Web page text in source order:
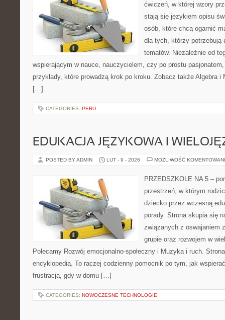
ćwiczeń, w której wzory
stają się językiem opisu
osób, które chcą ogarnić
dla tych, którzy potrzebują
tematów. Niezależnie od
wspierającym w nauce, nauczycielem, czy po prostu
przykłady, które prowadzą krok po kroku. Zobacz także Algebra i
[…]
CATEGORIES: PERU
EDUKACJA JĘZYKOWA I
POSTED BY ADMIN LUT - 9 - 2026 MOŻLIWOŚĆ
PRZEDSZKOLE NA 5 –
przestrzeń, w którym
dziecko przez wczesną
porady. Strona skupia się
związanych z oswajaniem
grupie oraz rozwojem w
Polecamy Rozwój emocjonalno-społeczny i Muzyka i ruch.
encyklopedią. To raczej codzienny pomocnik po tym, jak
frustracja, gdy w domu […]
CATEGORIES: NOWOCZESNE TECHNOLOGIE